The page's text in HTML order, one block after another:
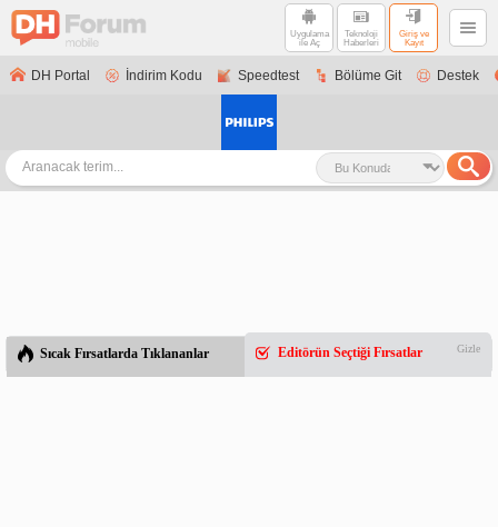
Uygulama
ile Aç
Teknoloji
Haberleri
Giriş ve
Kayıt
DH Portal İndirim Kodu Speedtest Bölüme Git Destek
Sıcak Fırsatlarda Tıklananlar Editörün Seçtiği Fırsatlar Gizle